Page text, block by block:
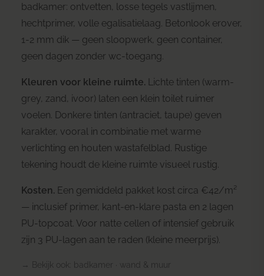
badkamer: ontvetten, losse tegels vastlijmen,
hechtprimer, volle egalisatielaag. Betonlook erover,
1-2 mm dik — geen sloopwerk, geen container,
geen dagen zonder wc-toegang.
Kleuren voor kleine ruimte. Lichte tinten (warm-
grey, zand, ivoor) laten een klein toilet ruimer
voelen. Donkere tinten (antraciet, taupe) geven
karakter, vooral in combinatie met warme
verlichting en houten wastafelblad. Rustige
tekening houdt de kleine ruimte visueel rustig.
Kosten. Een gemiddeld pakket kost circa €42/m²
— inclusief primer, kant-en-klare pasta en 2 lagen
PU-topcoat. Voor natte cellen of intensief gebruik
zijn 3 PU-lagen aan te raden (kleine meerprijs).
→ Bekijk ook: badkamer wand & muur